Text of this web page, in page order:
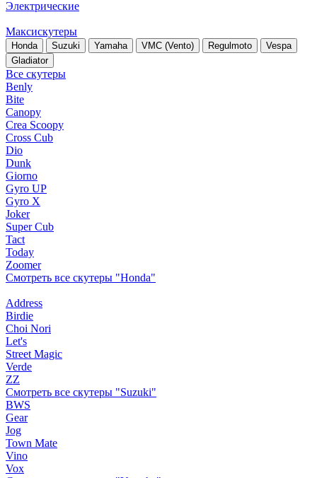
Электрические
Максискутеры
Honda Suzuki Yamaha VMC (Vento) Regulmoto
Vespa
Gladiator
Все скутеры
Benly
Bite
Canopy
Crea Scoopy
Cross Cub
Dio
Dunk
Giorno
Gyro UP
Gyro X
Joker
Super Cub
Tact
Today
Zoomer
Смотреть все скутеры "Honda"
Address
Birdie
Choi Nori
Let's
Street Magic
Verde
ZZ
Смотреть все скутеры "Suzuki"
BWS
Gear
Jog
Town Mate
Vino
Vox